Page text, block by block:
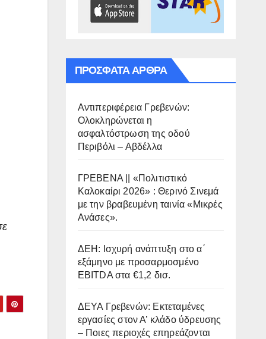
ΠΡΌΣΦΑΤΑ ΆΡΘΡΑ
Αντιπεριφέρεια Γρεβενών:
Ολοκληρώνεται η
ασφαλτόστρωση της οδού
Περιβόλι – Αβδέλλα
ΓΡΕΒΕΝΑ || «Πολιτιστικό
Καλοκαίρι 2026» : Θερινό Σινεμά
με την βραβευμένη ταινία «Μικρές
Ανάσες».
ΔΕΗ: Ισχυρή ανάπτυξη στο α΄
εξάμηνο με προσαρμοσμένο
EBITDA στα €1,2 δισ.
ΔΕΥΑ Γρεβενών: Εκτεταμένες
εργασίες στον Α’ κλάδο ύδρευσης
– Ποιες περιοχές επηρεάζονται